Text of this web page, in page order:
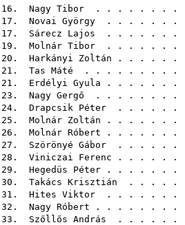
16. Nagy Tibor . . . . . . . .
17. Novai György . . . . . . .
17. Sárecz Lajos . . . . . . .
19. Molnár Tibor . . . . . . .
20. Harkányi Zoltán . . . . . .
21. Tas Máté . . . . . . . . .
21. Erdélyi Gyula . . . . . . .
23. Nagy Gergő . . . . . . . .
24. Drapcsik Péter . . . . . .
25. Molnár Zoltán . . . . . . .
26. Molnár Róbert . . . . . . .
27. Szörönyé Gábor . . . . . .
28. Viniczai Ferenc . . . . . .
29. Hegedüs Péter . . . . . . .
30. Takács Krisztián . . . . .
31. Hites Viktor . . . . . . .
32. Nagy Róbert . . . . . . . .
33. Szőllős András . . . . . .